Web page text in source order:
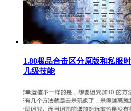
1.80极品合击区分原版和私服
几级技能